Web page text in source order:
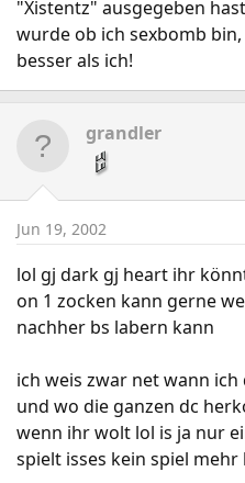
"Xistentz" ausgegeben
wurde ob ich sexbomb
besser als ich!
grandler
Jun 19, 2002
lol gj dark gj heart ihr
on 1 zocken kann gerne
nachher bs labern kann
ich weis zwar net wann
und wo die ganzen dc
wenn ihr wolt lol is ja nur
spielt isses kein spiel